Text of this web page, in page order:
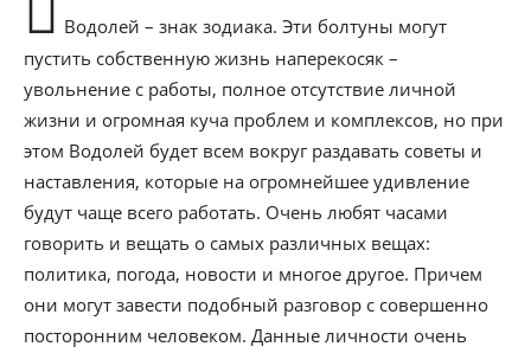
Водолей – знак зодиака. Эти болтуны могут
пустить собственную жизнь наперекосяк –
увольнение с работы, полное отсутствие личной
жизни и огромная куча проблем и комплексов, но при
этом Водолей будет всем вокруг раздавать советы и
наставления, которые на огромнейшее удивление
будут чаще всего работать. Очень любят часами
говорить и вещать о самых различных вещах:
политика, погода, новости и многое другое. Причем
они могут завести подобный разговор с совершенно
посторонним человеком. Данные личности очень